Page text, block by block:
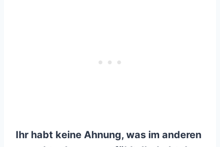
Ihr habt keine Ahnung, was im anderen